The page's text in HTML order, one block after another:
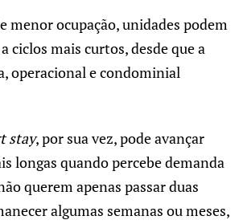
menor ocupação, unidades podem
ciclos mais curtos, desde que a
operacional e condominial
stay, por sua vez, pode avançar
longas quando percebe demanda
querem apenas passar duas
algumas semanas ou meses,